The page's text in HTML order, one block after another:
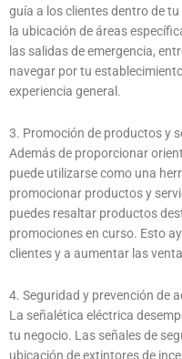
guía a los clientes dentro de
la ubicación de áreas
las salidas de emergencia,
navegar por tu
experiencia general.
3. Promoción de productos y
Además de proporcionar
puede utilizarse como una
promocionar productos y
puedes resaltar productos
promociones en curso. Esto
clientes y a aumentar las
4. Seguridad y prevención de
La señalética eléctrica
tu negocio. Las señales de
ubicación de extintores de